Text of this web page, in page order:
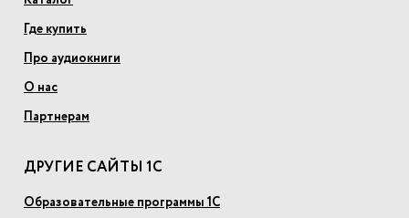
Где купить
Про аудиокниги
О нас
Партнерам
ДРУГИЕ САЙТЫ 1С
Образовательные программы 1С